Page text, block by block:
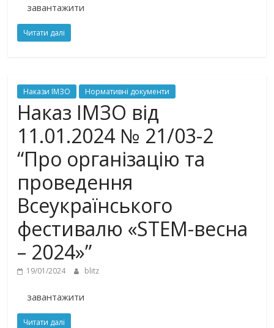
завантажити
Читати далі
Накази ІМЗО Нормативні документи
Наказ ІМЗО від
11.01.2024 № 21/03-2
“Про організацію та
проведення
Всеукраїнського
фестивалю «STEM-весна
– 2024»”
19/01/2024 blitz
завантажити
Читати далі